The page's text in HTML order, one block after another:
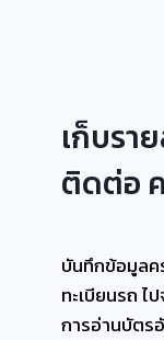
เก็บรา
ติดต่อ
บันทึกข้อมูลค
ทะเบียนรถ ไ
การอ่านบัตร